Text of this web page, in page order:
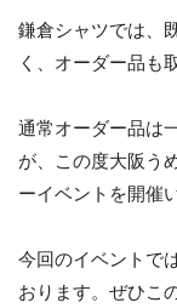
鎌倉シャツでは、
く、オーダー品も
通常オーダー品は
が、この度大阪う
ーイベントを開催
今回のイベントで
おります。ぜひこ